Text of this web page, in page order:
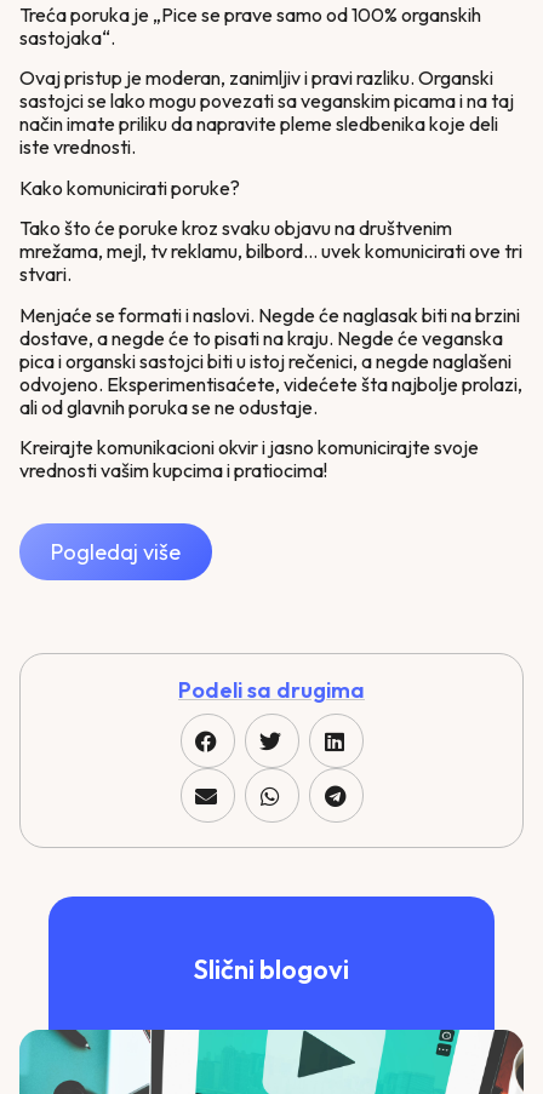
Treća poruka je „Pice se prave samo od 100% organskih
sastojaka“.
Ovaj pristup je moderan, zanimljiv i pravi razliku. Organski
sastojci se lako mogu povezati sa veganskim picama i na taj
način imate priliku da napravite pleme sledbenika koje deli
iste vrednosti.
Kako komunicirati poruke?
Tako što će poruke kroz svaku objavu na društvenim
mrežama, mejl, tv reklamu, bilbord… uvek komunicirati ove tri
stvari.
Menjaće se formati i naslovi. Negde će naglasak biti na brzini
dostave, a negde će to pisati na kraju. Negde će veganska
pica i organski sastojci biti u istoj rečenici, a negde naglašeni
odvojeno. Eksperimentisaćete, videćete šta najbolje prolazi,
ali od glavnih poruka se ne odustaje.
Kreirajte komunikacioni okvir i jasno komunicirajte svoje
vrednosti vašim kupcima i pratiocima!
Pogledaj više
Podeli sa drugima
Slični blogovi